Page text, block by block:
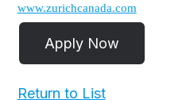
www.zurichcanada.com
Return to List